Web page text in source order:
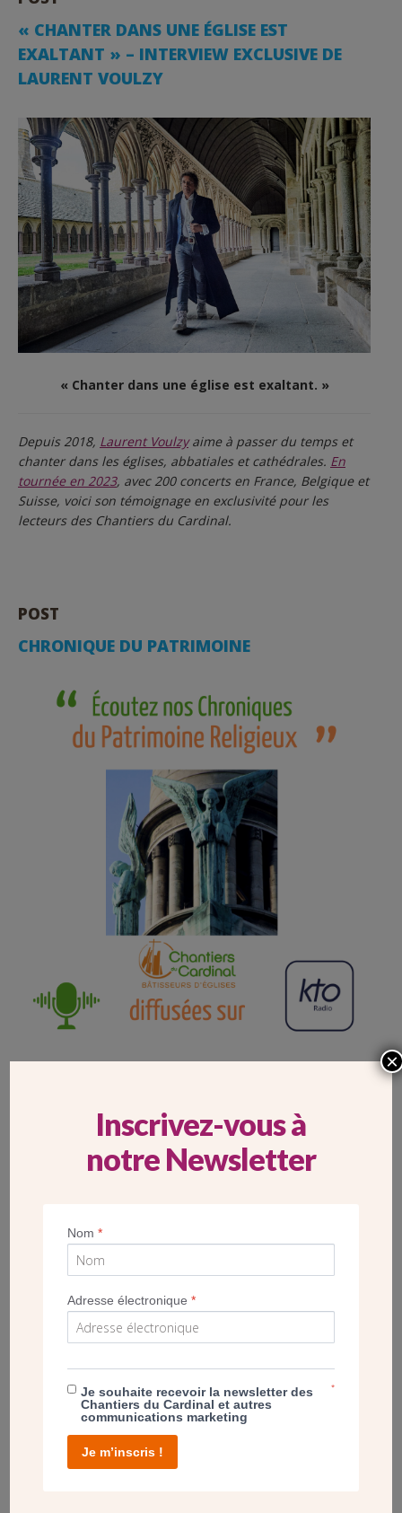
« CHANTER DANS UNE ÉGLISE EST
EXALTANT » – INTERVIEW EXCLUSIVE DE
LAURENT VOULZY
« Chanter dans une église est exaltant. »
Depuis 2018, Laurent Voulzyaime à passer du temps et
chanter dans les églises, abbatiales et cathédrales. En
tournée en 2023, avec 200 concerts en France, Belgique et
Suisse, voici son témoignage en exclusivité pour les
lecteurs des Chantiers du Cardinal.
POST
CHRONIQUE DU PATRIMOINE
Inscrivez-vous à
notre Newsletter
Nom*
Adresse électronique*
Je souhaite recevoir la newsletter des
Chantiers du Cardinal et autres
communications marketing
*
Je m’inscris !
×